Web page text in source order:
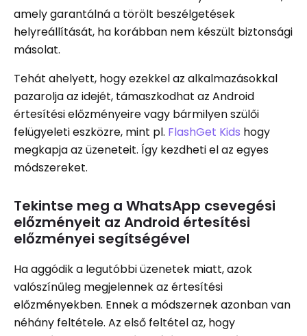
amely garantálná a törölt beszélgetések
helyreállítását, ha korábban nem készült biztonsági
másolat.
Tehát ahelyett, hogy ezekkel az alkalmazásokkal
pazarolja az idejét, támaszkodhat az Android
értesítési előzményeire vagy bármilyen szülői
felügyeleti eszközre, mint pl. FlashGet Kids hogy
megkapja az üzeneteit. Így kezdheti el az egyes
módszereket.
Tekintse meg a WhatsApp csevegési
előzményeit az Android értesítési
előzményei segítségével
Ha aggódik a legutóbbi üzenetek miatt, azok
valószínűleg megjelennek az értesítési
előzményekben. Ennek a módszernek azonban van
néhány feltétele. Az első feltétel az, hogy